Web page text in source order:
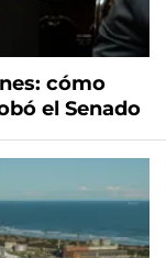
cómo
el Senado